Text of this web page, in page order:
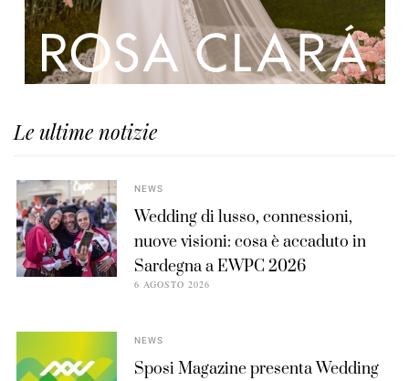
Le ultime notizie
NEWS
Wedding di lusso, connessioni,
nuove visioni: cosa è accaduto in
Sardegna a EWPC 2026
6 AGOSTO 2026
NEWS
Sposi Magazine presenta Wedding